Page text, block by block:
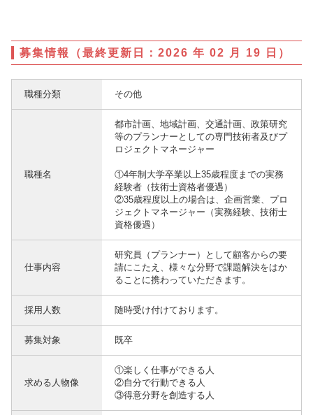
募集情報（最終更新日：2026 年 02 月 19 日）
職種分類 その他
職種名
都市計画、地域計画、交通計画、政策研究
等のプランナーとしての専門技術者及びプ
ロジェクトマネージャー
①4年制大学卒業以上35歳程度までの実務
経験者（技術士資格者優遇）
②35歳程度以上の場合は、企画営業、プロ
ジェクトマネージャー（実務経験、技術士
資格優遇）
仕事内容
研究員（プランナー）として顧客からの要
請にこたえ、様々な分野で課題解決をはか
ることに携わっていただきます。
採用人数 随時受け付けております。
募集対象 既卒
求める人物像
①楽しく仕事ができる人
②自分で行動できる人
③得意分野を創造する人